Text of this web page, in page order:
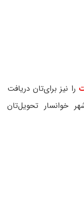
را نیز برای‌تان دریافت
خوانسار تحویل‌تان